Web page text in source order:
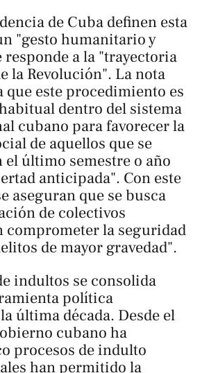
de Cuba definen esta
"gesto humanitario y
responde a la "trayectoria
la Revolución". La nota
que este procedimiento es
dentro del sistema
cubano para favorecer la
de aquellos que se
el último semestre o año
anticipada". Con este
aseguran que se busca
de colectivos
comprometer la seguridad
de mayor gravedad".
indultos se consolida
política
última década. Desde el
cubano ha
procesos de indulto
han permitido la